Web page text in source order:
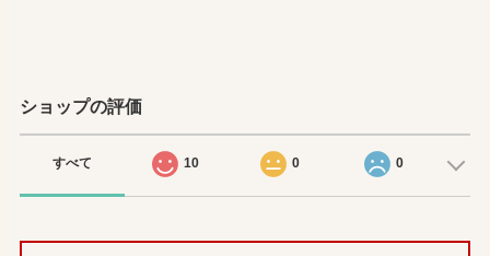
ショップの評価
すべて 10 0 0